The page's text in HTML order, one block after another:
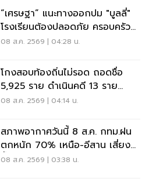
“เศรษฐา” แนะทางออกปม "บูลลี่"
โรงเรียนต้องปลอดภัย ครอบครัว
ต้องรับฟัง
08 ส.ค. 2569 | 04:28 น.
โกงสอบท้องถิ่นไม่รอด ถอดชื่อ
5,925 ราย ดำเนินคดี 13 ราย
ปปง.ไล่เส้นการเงิน
08 ส.ค. 2569 | 04:14 น.
สภาพอากาศวันนี้ 8 ส.ค. กทม.ฝน
ตกหนัก 70% เหนือ-อีสาน เสี่ยง
น้ำท่วมฉับพลัน
08 ส.ค. 2569 | 03:38 น.